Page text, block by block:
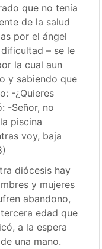
que no tenía
de la salud
por el ángel
– se le
la cual aun
y sabiendo que
-¿Quieres
-Señor, no
piscina
voy, baja
diócesis hay
y mujeres
abandono,
edad que
a la espera
una mano.